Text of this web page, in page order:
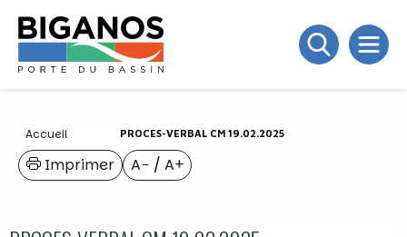
Accueil PROCES-VERBAL CM 19.02.2025
A− / A+
Imprimer